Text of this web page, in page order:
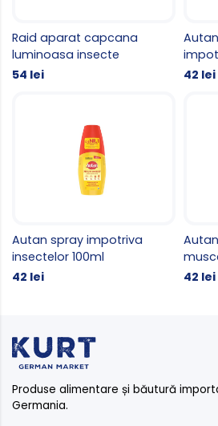
Raid aparat capcana
luminoasa insecte
54 lei
42 lei
Autan spray impotriva
insectelor 100ml
42 lei
42 lei
Produse alimentare și băutură
Germania.